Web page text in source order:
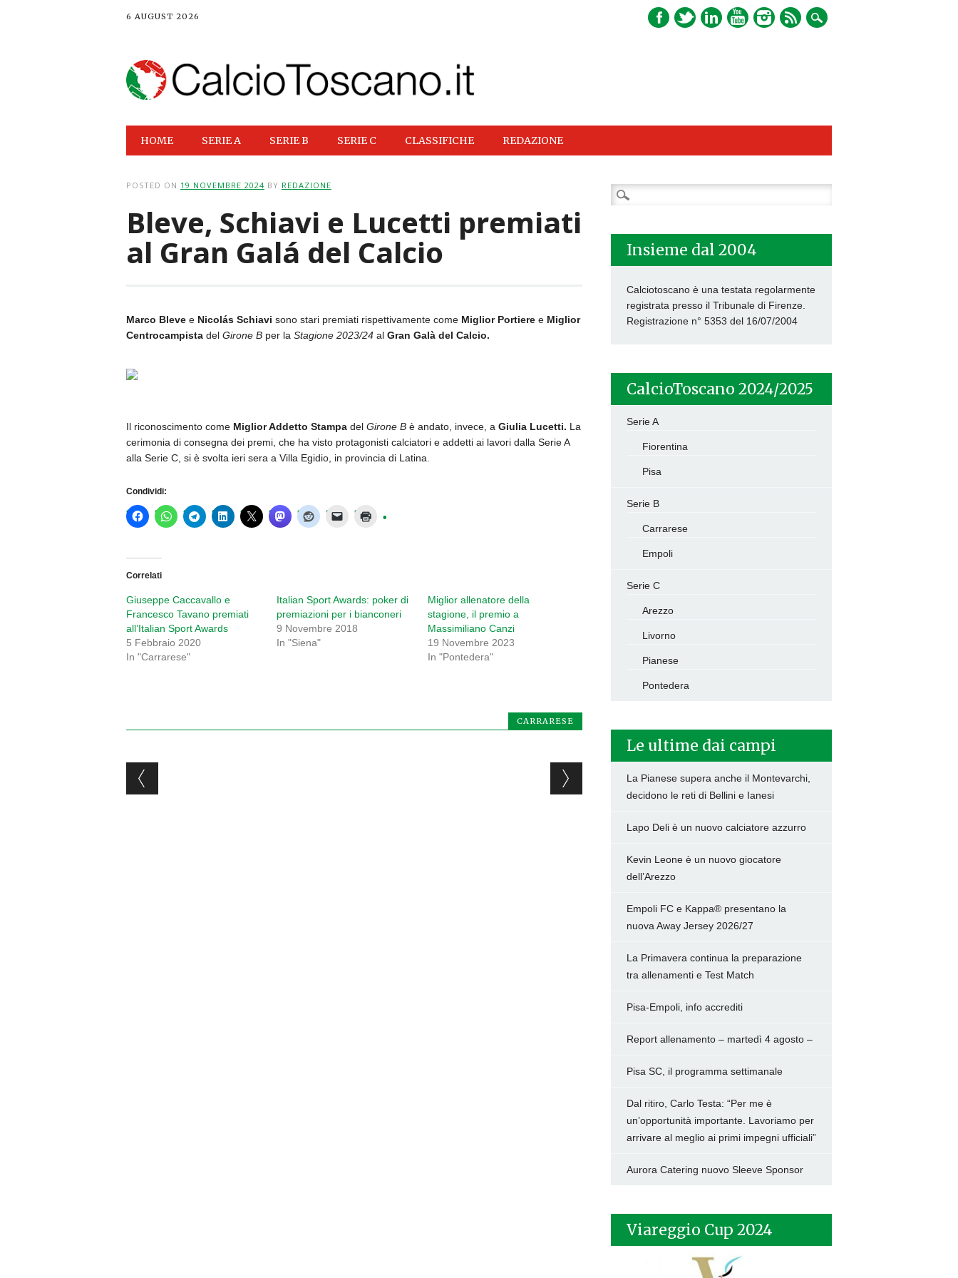
6 AUGUST 2026
Main menu
HOME SERIE A SERIE B SERIE C CLASSIFICHE REDAZIONE
POSTED ON 19 NOVEMBRE 2024 BY REDAZIONE
Bleve, Schiavi e Lucetti premiati
al Gran Galá del Calcio
Marco Bleve e Nicolás Schiavi sono stari premiati rispettivamente come Miglior Portieree Miglior
Centrocampistadel Girone Bper la Stagione 2023/24al Gran Galà del Calcio.
Il riconoscimento come Miglior Addetto Stampadel Girone B è andato, invece, a Giulia Lucetti. La
cerimonia di consegna dei premi, che ha visto protagonisti calciatori e addetti ai lavori dalla Serie A
alla Serie C, si è svolta ieri sera a Villa Egidio, in provincia di Latina.
Condividi:
Correlati
Giuseppe Caccavallo e
Francesco Tavano premiati
all’Italian Sport Awards
5 Febbraio 2020
In "Carrarese"
Italian Sport Awards: poker di
premiazioni per i bianconeri
9 Novembre 2018
In "Siena"
Miglior allenatore della
stagione, il premio a
Massimiliano Canzi
19 Novembre 2023
In "Pontedera"
CARRARESE
Post navigation
Ricerca
per:
Insieme dal 2004
Calciotoscano è una testata regolarmente
registrata presso il Tribunale di Firenze.
Registrazione n° 5353 del 16/07/2004
CalcioToscano 2024/2025
Serie A
Fiorentina
Pisa
Serie B
Carrarese
Empoli
Serie C
Arezzo
Livorno
Pianese
Pontedera
Le ultime dai campi
La Pianese supera anche il Montevarchi,
decidono le reti di Bellini e Ianesi
Lapo Deli è un nuovo calciatore azzurro
Kevin Leone è un nuovo giocatore
dell’Arezzo
Empoli FC e Kappa® presentano la
nuova Away Jersey 2026/27
La Primavera continua la preparazione
tra allenamenti e Test Match
Pisa-Empoli, info accrediti
Report allenamento – martedì 4 agosto –
Pisa SC, il programma settimanale
Dal ritiro, Carlo Testa: “Per me è
un’opportunità importante. Lavoriamo per
arrivare al meglio ai primi impegni ufficiali”
Aurora Catering nuovo Sleeve Sponsor
Viareggio Cup 2024